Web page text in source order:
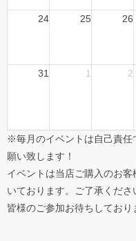
24 25 26
31 1 2
※毎月のイベントは自己責任
願い致します！
イベントは当店ご購入のお
いております。ご了承くださ
皆様のご参加お待ちしており